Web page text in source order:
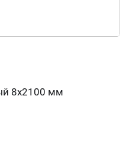
8х2100 мм